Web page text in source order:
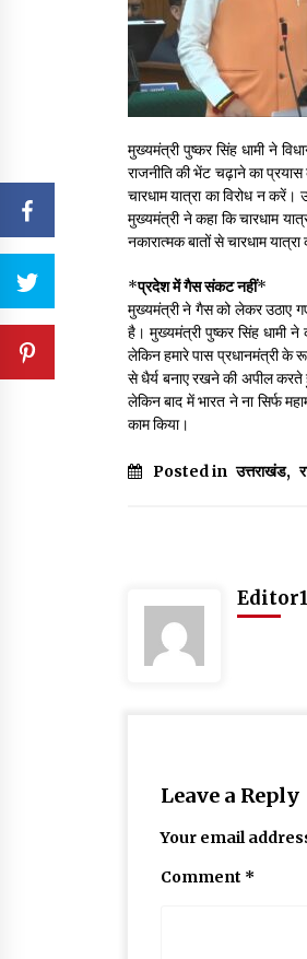
मुख्यमंत्री पुष्कर सिंह धामी ने
राजनीति की भेंट चढ़ाने का
चारधाम यात्रा का विरोध न
मुख्यमंत्री ने कहा कि चारधाम
नकारात्मक बातों से चारधाम
*प्रदेश में गैस संकट नहीं*
मुख्यमंत्री ने गैस को लेकर उठाए
है। मुख्यमंत्री पुष्कर सिंह धामी ने
लेकिन हमारे पास प्रधानमंत्री के
से धैर्य बनाए रखने की अपील करते
लेकिन बाद में भारत ने ना सिर्फ
काम किया।
Posted in उत्तराखंड,
Editor1
Leave a Reply
Your email
Comment *